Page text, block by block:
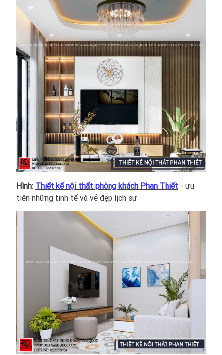
Hình: Thiết kế nội thất phòng khách Phan Thiết - ưu
tiên những tinh tế và vẻ đẹp lịch sự